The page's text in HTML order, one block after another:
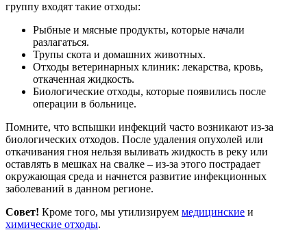
группу входят такие отходы:
Рыбные и мясные продукты, которые начали
разлагаться.
Трупы скота и домашних животных.
Отходы ветеринарных клиник: лекарства, кровь,
откаченная жидкость.
Биологические отходы, которые появились после
операции в больнице.
Помните, что вспышки инфекций часто возникают из-за
биологических отходов. После удаления опухолей или
откачивания гноя нельзя выливать жидкость в реку или
оставлять в мешках на свалке – из-за этого пострадает
окружающая среда и начнется развитие инфекционных
заболеваний в данном регионе.
Совет! Кроме того, мы утилизируем медицинские и
химические отходы.